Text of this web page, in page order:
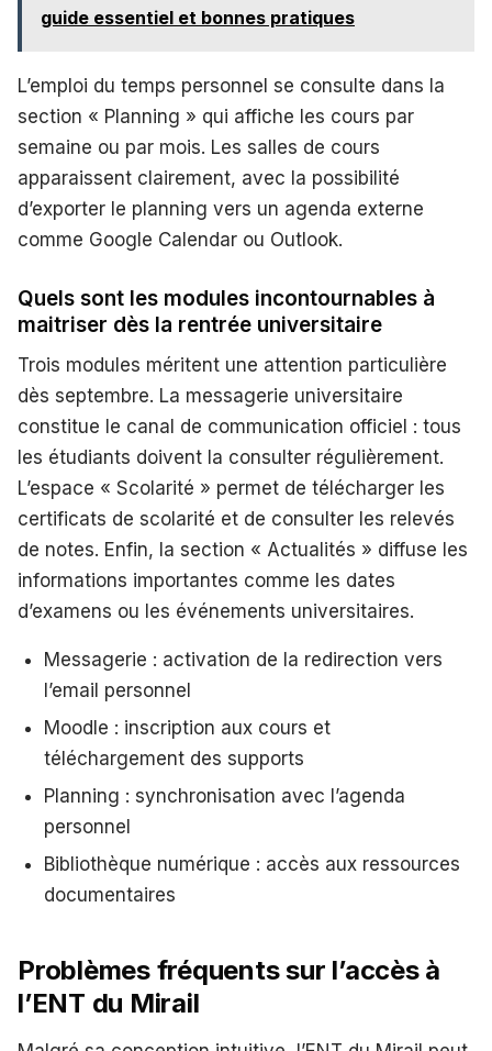
guide essentiel et bonnes pratiques
L’emploi du temps personnel se consulte dans la
section « Planning » qui affiche les cours par
semaine ou par mois. Les salles de cours
apparaissent clairement, avec la possibilité
d’exporter le planning vers un agenda externe
comme Google Calendar ou Outlook.
Quels sont les modules incontournables à
maitriser dès la rentrée universitaire
Trois modules méritent une attention particulière
dès septembre. La messagerie universitaire
constitue le canal de communication officiel : tous
les étudiants doivent la consulter régulièrement.
L’espace « Scolarité » permet de télécharger les
certificats de scolarité et de consulter les relevés
de notes. Enfin, la section « Actualités » diffuse les
informations importantes comme les dates
d’examens ou les événements universitaires.
Messagerie : activation de la redirection vers
l’email personnel
Moodle : inscription aux cours et
téléchargement des supports
Planning : synchronisation avec l’agenda
personnel
Bibliothèque numérique : accès aux ressources
documentaires
Problèmes fréquents sur l’accès à
l’ENT du Mirail